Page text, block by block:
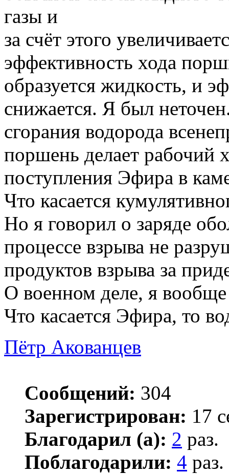
газы и
за счёт этого
эффективность хода
образуется жидкость, и
снижается. Я был
сгорания водорода
поршень делает рабочий
поступления Эфира в
Что касается
Но я говорил о заряде
процессе взрыва не
продуктов взрыва за
О военном деле, я
Что касается Эфира, то
Пётр Акованцев
Сообщений: 304
Зарегистрирован: 17
Благодарил (а): 2 раз.
Поблагодарили: 4 раз.